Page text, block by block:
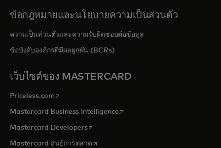
ข้อกฎหมายและนโยบายความเป็นส่วนตัว
ความเป็นส่วนตัวและความรับผิดชอบต่อข้อมูล
ข้อบังคับองค์กรที่มีผลผูกพัน (BCRs)
เว็บไซต์ของ MASTERCARD
Priceless.com opens in a new tab
Mastercard Business Intelligenceopens in a new tab
Mastercard Developersopens in a new tab
Mastercard ศูนย์การตลาด opens in a new tab